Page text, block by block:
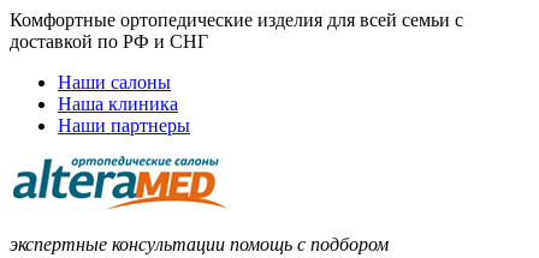
Комфортные ортопедические изделия для всей семьи с
доставкой по РФ и СНГ
Наши салоны
Наша клиника
Наши партнеры
экспертные консультации помощь с подбором